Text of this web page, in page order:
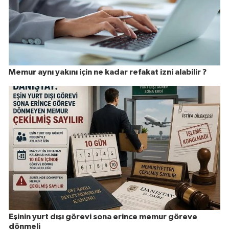
Memur aynı yakını için ne kadar refakat izni alabilir ?
Eşinin yurt dışı görevi sona erince memur göreve
dönmeli